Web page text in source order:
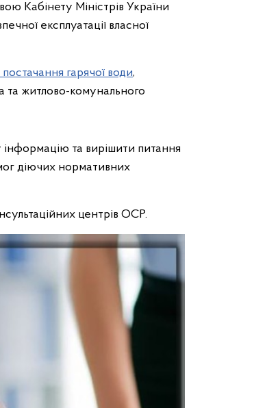
Кабінету Міністрів України
експлуатації власної
гарячої води,
та житлово-комунального
інформацію та вирішити питання
діючих нормативних
центрів ОСР.